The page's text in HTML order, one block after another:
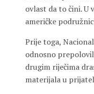
ovlast da to čini. U
američke
Prije toga,
odnosno
drugim riječima
materijala u